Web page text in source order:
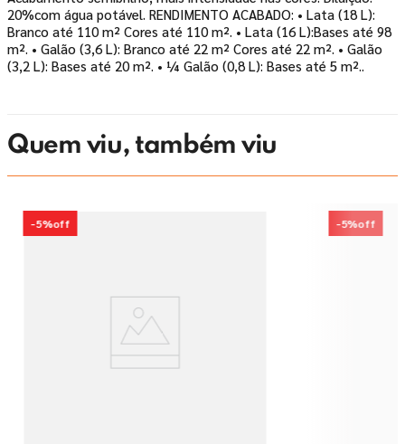
20%com água potável. RENDIMENTO ACABADO: • Lata (18 L):
Branco até 110 m² Cores até 110 m². • Lata (16 L):Bases até 98
m². • Galão (3,6 L): Branco até 22 m² Cores até 22 m². • Galão
(3,2 L): Bases até 20 m². • ¼ Galão (0,8 L): Bases até 5 m²..
Quem viu, também viu
-5%off -5%off